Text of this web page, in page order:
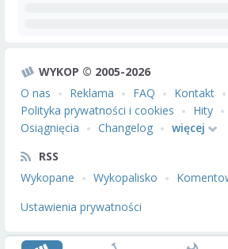
WYKOP © 2005-2026
O nas
Reklama FAQ Kontakt
Polityka prywatności i cookies
Hity
Osiągnięcia
Changelog
więcej
RSS
Wykopane
Wykopalisko
Ustawienia prywatności